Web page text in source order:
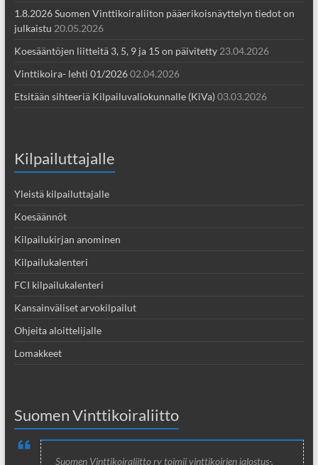
1.8.2026 Suomen Vinttikoiraliiton pääerikoisnäyttelyn tiedot on
julkaistu 20.05.2026
Koesääntöjen liitteitä 3, 5, 9 ja 15 on päivitetty 23.04.2026
Vinttikoira- lehti 01/202602.04.2026
Etsitään sihteeriä Kilpailuvaliokunnalle (KiVa)03.03.2026
Kilpailuttajalle
Yleistä kilpailuttajalle
Koesäännöt
Kilpailukirjan anominen
Kilpailukalenteri
FCI kilpailukalenteri
Kansainväliset arvokilpailut
Ohjeita aloittelijalle
Lomakkeet
Suomen Vinttikoiraliitto
Suomen Vinttikoiraliitto ry toimii vinttikoirien jalostus-,